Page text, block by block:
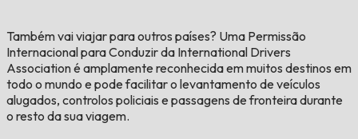
Também vai viajar para outros países? Uma Permissão
Internacional para Conduzir da International Drivers
Association é amplamente reconhecida em muitos destinos em
todo o mundo e pode facilitar o levantamento de veículos
alugados, controlos policiais e passagens de fronteira durante
o resto da sua viagem.